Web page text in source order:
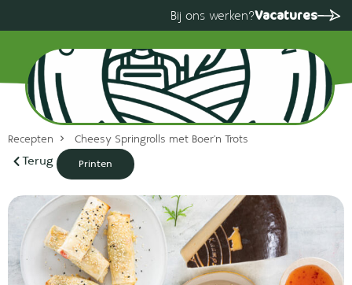
Bij ons werken?Vacatures
Recepten Cheesy Springrolls met Boer’n Trots
Terug Printen